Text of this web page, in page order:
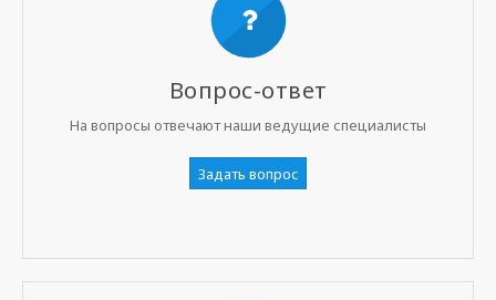
Вопрос-ответ
На вопросы отвечают наши ведущие специалисты
Задать вопрос